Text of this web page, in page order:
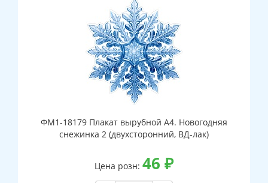
ФМ1-18179 Плакат вырубной А4. Новогодняя
снежинка 2 (двухсторонний, ВД-лак)
Цена розн: 46 ₽